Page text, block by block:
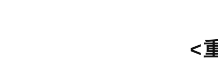
<